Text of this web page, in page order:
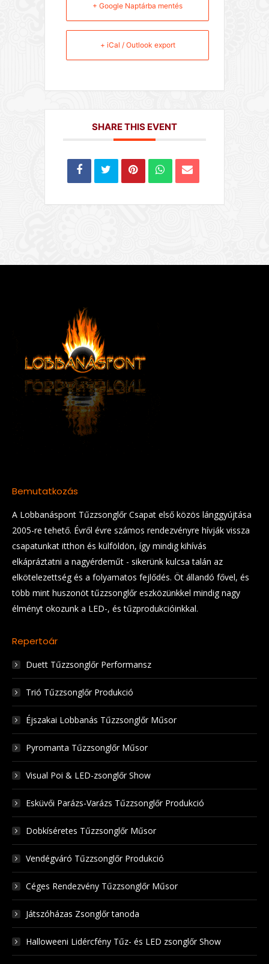
+ Google Naptárba mentés
+ iCal / Outlook export
SHARE THIS EVENT
Bemutatkozás
A Lobbanáspont Tűzzsonglőr Csapat első közös lánggyújtása
2005-re tehető. Évről évre számos rendezvényre hívják vissza
csapatunkat itthon és külföldön, így mindig kihívás
elkápráztatni a nagyérdeműt - sikerünk kulcsa talán az
elkötelezettség és a folyamatos fejlődés. Öt állandó fővel, és
több mint huszonöt tűzzsonglőr eszközünkkel mindig nagy
élményt okozunk a LED-, és tűzprodukcióinkkal.
Repertoár
Duett Tűzzsonglőr Performansz
Trió Tűzzsonglőr Produkció
Éjszakai Lobbanás Tűzzsonglőr Műsor
Pyromanta Tűzzsonglőr Műsor
Visual Poi & LED-zsonglőr Show
Esküvői Parázs-Varázs Tűzzsonglőr Produkció
Dobkíséretes Tűzzsonglőr Műsor
Vendégváró Tűzzsonglőr Produkció
Céges Rendezvény Tűzzsonglőr Műsor
Játszóházas Zsonglőr tanoda
Halloweeni Lidércfény Tűz- és LED zsonglőr Show